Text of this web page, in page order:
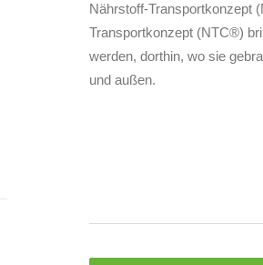
Nährstoff-Transportkonzept
Transportkonzept (NTC®)
werden, dorthin, wo sie
und außen.